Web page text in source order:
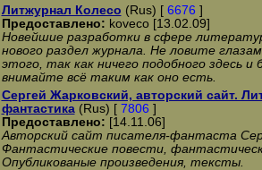
Литжурнал Колесо (Rus) [ 6676 ]
Предоставлено: koveco [13.02.09]
Новейшие разработки в сфере
нового раздел журнала. Не ловите
этого, так как ничего подобного здесь
внимайте всё таким как оно есть.
Сергей Жарковский, авторский сайт.
фантастика(Rus) [ 7806 ]
Предоставлено: [14.11.06]
Авторский сайт писателя-фантаста
Фантастические повести,
Опубликованые произведения, тексты.